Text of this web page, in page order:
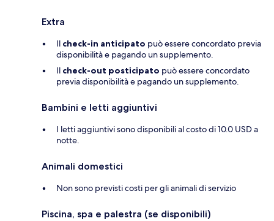
Extra
Il check-in anticipato può essere concordato previa
disponibilità e pagando un supplemento.
Il check-out posticipato può essere concordato
previa disponibilità e pagando un supplemento.
Bambini e letti aggiuntivi
I letti aggiuntivi sono disponibili al costo di 10.0 USD a
notte.
Animali domestici
Non sono previsti costi per gli animali di servizio
Piscina, spa e palestra (se disponibili)